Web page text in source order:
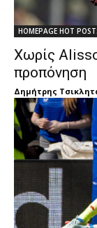
HOMEPAGE HOT
Χωρίς
προπόνηση
Δημήτρης